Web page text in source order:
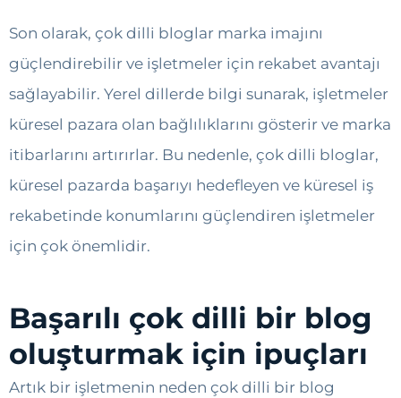
Son olarak, çok dilli bloglar marka imajını
güçlendirebilir ve işletmeler için rekabet avantajı
sağlayabilir. Yerel dillerde bilgi sunarak, işletmeler
küresel pazara olan bağlılıklarını gösterir ve marka
itibarlarını artırırlar. Bu nedenle, çok dilli bloglar,
küresel pazarda başarıyı hedefleyen ve küresel iş
rekabetinde konumlarını güçlendiren işletmeler
için çok önemlidir.
Başarılı çok dilli bir blog
oluşturmak için ipuçları
Artık bir işletmenin neden çok dilli bir blog